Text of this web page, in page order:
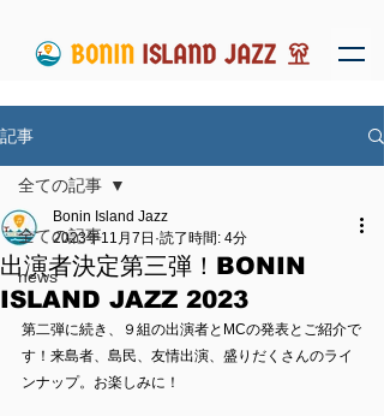
記事
全ての記事
news
全ての記事
出演者決定第三弾！BONIN
ISLAND JAZZ 2023
Bonin Island Jazz
2023年11月7日 読了時間: 4分
第二弾に続き、９組の出演者とMCの発表とご紹介で
す！来島者、島民、友情出演、盛りだくさんのライ
ンナップ。お楽しみに！